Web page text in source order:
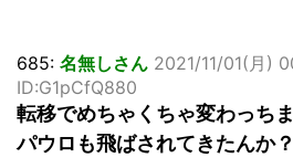
685: 名無しさん 2021/11/01(月)
ID:G1pCfQ880
転移でめちゃくちゃ変わっち
パウロも飛ばされてきたんか？